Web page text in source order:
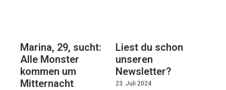
Marina, 29, sucht:
Alle Monster
kommen um
Mitternacht
Liest du schon
unseren
Newsletter?
23. Juli 2024